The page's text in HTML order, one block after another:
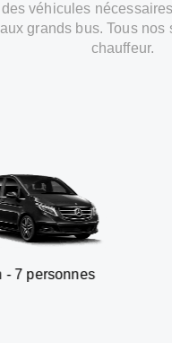
véhicules
grands bus. Tous
chauffeur.